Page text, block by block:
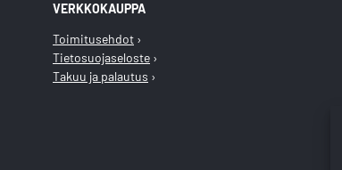
VERKKOKAUPPA
Toimitusehdot
Tietosuojaseloste
Takuu ja palautus